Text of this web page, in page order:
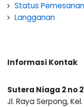
Status Pemesanan
Langganan
Informasi Kontak
Sutera Niaga 2 no
Jl. Raya Serpong,